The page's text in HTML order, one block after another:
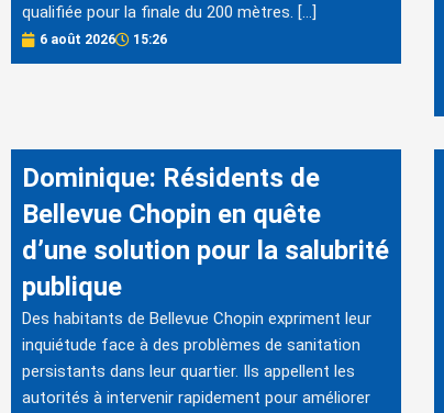
qualifiée pour la finale du 200 mètres. […]
6 août 2026 15:26
Dominique: Résidents de
Bellevue Chopin en quête
d’une solution pour la salubrité
publique
Des habitants de Bellevue Chopin expriment leur
inquiétude face à des problèmes de sanitation
persistants dans leur quartier. Ils appellent les
autorités à intervenir rapidement pour améliorer